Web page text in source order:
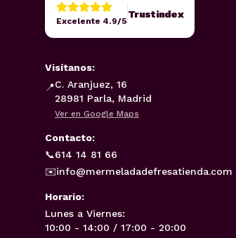
Excelente 4.9/5
Trustindex
Visítanos:
📍C. Aranjuez, 16
28981 Parla, Madrid
Ver en Google Maps
Contacto:
📞614 14 81 66
✉️info@mermeladadefresatienda.com
Horario:
Lunes a Viernes:
10:00 - 14:00 / 17:00 - 20:00